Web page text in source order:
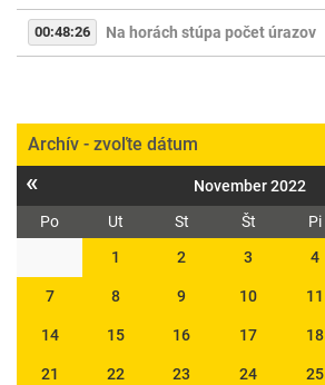
00:48:26 Na horách stúpa počet úrazov
Archív - zvoľte dátum
« November 2022
Po Ut St Št Pi
1
2 3 4
7 8 9 10 11
14 15 16 17 18
21 22 23 24 25